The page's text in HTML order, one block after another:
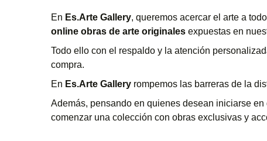
En Es.Arte Gallery, queremos acercar el arte a
online obras de arte originales expuestas en
Todo ello con el respaldo y la atención
compra.
En Es.Arte Gallery rompemos las barreras de la
Además, pensando en quienes desean iniciarse
comenzar una colección con obras exclusivas y